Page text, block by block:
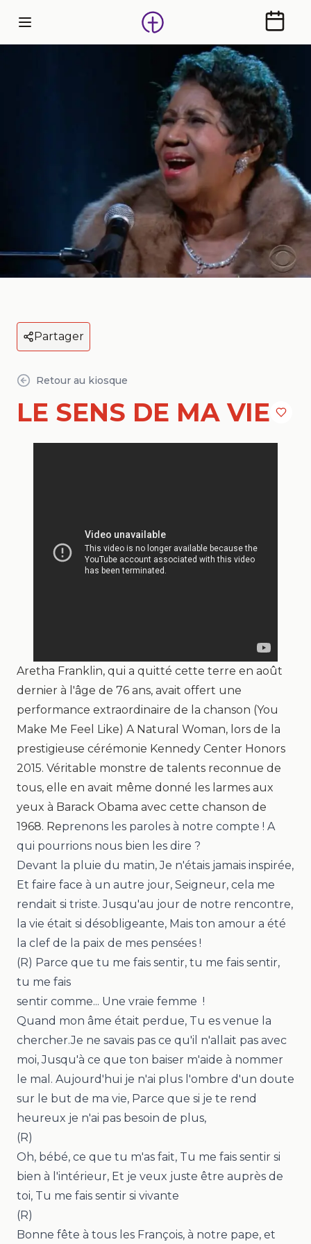
Partager
Retour au kiosque
LE SENS DE MA VIE
Aretha Franklin, qui a quitté cette terre en août
dernier à l'âge de 76 ans, avait offert une
performance extraordinaire de la chanson (You
Make Me Feel Like) A Natural Woman, lors de la
prestigieuse cérémonie Kennedy Center Honors
2015. Véritable monstre de talents reconnue de
tous, elle en avait même donné les larmes aux
yeux à Barack Obama avec cette chanson de
1968. Reprenons les paroles à notre compte ! A
qui pourrions nous bien les dire ?
Devant la pluie du matin, Je n'étais jamais inspirée,
Et faire face à un autre jour, Seigneur, cela me
rendait si triste. Jusqu'au jour de notre rencontre,
la vie était si désobligeante, Mais ton amour a été
la clef de la paix de mes pensées !
(R) Parce que tu me fais sentir, tu me fais sentir,
tu me fais
sentir comme... Une vraie femme !
Quand mon âme était perdue, Tu es venue la
chercher.Je ne savais pas ce qu'il n'allait pas avec
moi, Jusqu'à ce que ton baiser m'aide à nommer
le mal. Aujourd'hui je n'ai plus l'ombre d'un doute
sur le but de ma vie, Parce que si je te rend
heureux je n'ai pas besoin de plus,
(R)
Oh, bébé, ce que tu m'as fait, Tu me fais sentir si
bien à l'intérieur, Et je veux juste être auprès de
toi, Tu me fais sentir si vivante
(R)
Bonne fête à tous les François, à notre pape, et